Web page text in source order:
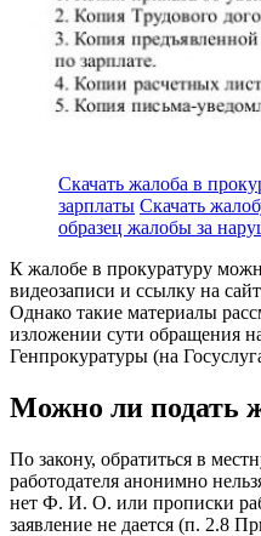
Скачать жалоба в
зарплаты Скачать
образец жалобы за
К жалобе в прокуратуру
видеозаписи и ссылку на
Однако такие материалы
изложении сути обращения
Генпрокуратуры (на
Можно ли подать
По закону, обратиться в
работодателя анонимно
нет Ф. И. О. или прописки
заявление не дается (п. 2.8